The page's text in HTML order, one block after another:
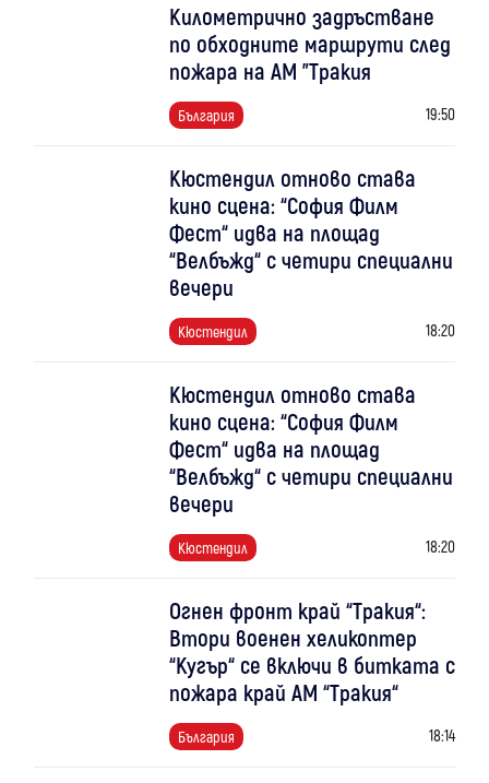
Километрично задръстване
по обходните маршрути след
пожара на АМ "Тракия
България 19:50
Кюстендил отново става
кино сцена: “София Филм
Фест“ идва на площад
“Велбъжд“ с четири специални
вечери
Кюстендил 18:20
Кюстендил отново става
кино сцена: “София Филм
Фест“ идва на площад
“Велбъжд“ с четири специални
вечери
Кюстендил 18:20
Огнен фронт край “Тракия“:
Втори военен хеликоптер
“Кугър“ се включи в битката с
пожара край АМ “Тракия“
България 18:14